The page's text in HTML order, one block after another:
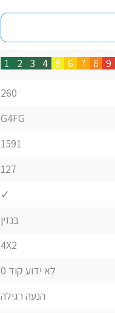
1 2 3 4 5 6 7 8 9
260
G4FG
1591
127
✓
בנזין
4X2
לא ידוע קוד 0
הנעה רגילה